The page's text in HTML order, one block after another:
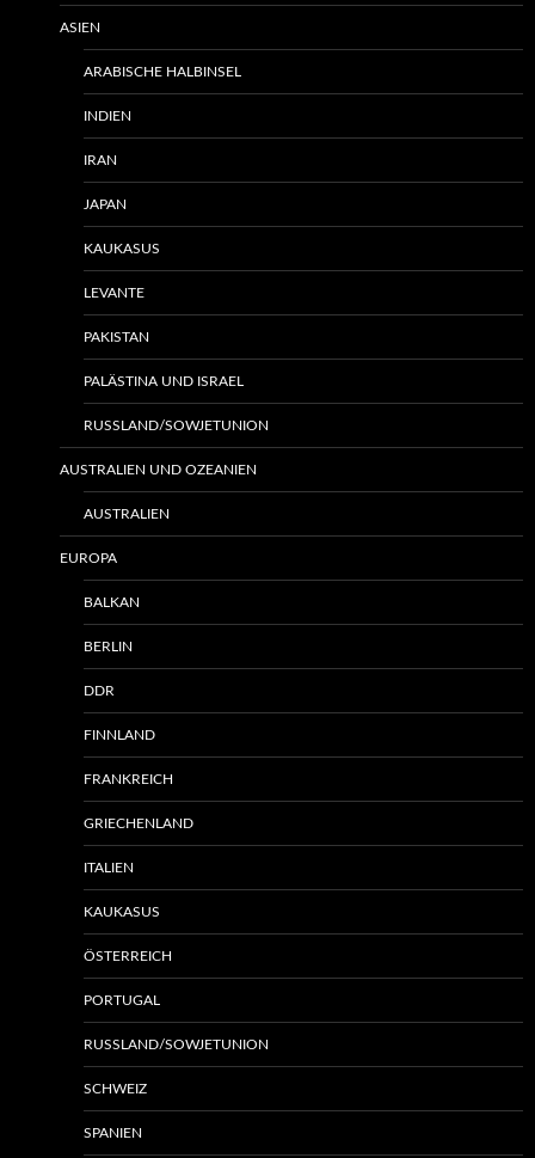
ASIEN
ARABISCHE HALBINSEL
INDIEN
IRAN
JAPAN
KAUKASUS
LEVANTE
PAKISTAN
PALÄSTINA UND ISRAEL
RUSSLAND/SOWJETUNION
AUSTRALIEN UND OZEANIEN
AUSTRALIEN
EUROPA
BALKAN
BERLIN
DDR
FINNLAND
FRANKREICH
GRIECHENLAND
ITALIEN
KAUKASUS
ÖSTERREICH
PORTUGAL
RUSSLAND/SOWJETUNION
SCHWEIZ
SPANIEN